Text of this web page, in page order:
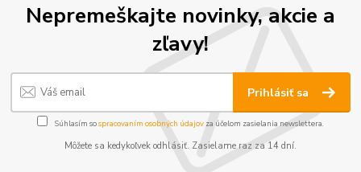
Nepremeškajte novinky, akcie a
zľavy!
Prihlásiť sa
Súhlasím sospracovaním osobných údajov za účelom zasielania newslettera.
Môžete sa kedykoľvek odhlásiť. Zasielame raz za 14 dní.